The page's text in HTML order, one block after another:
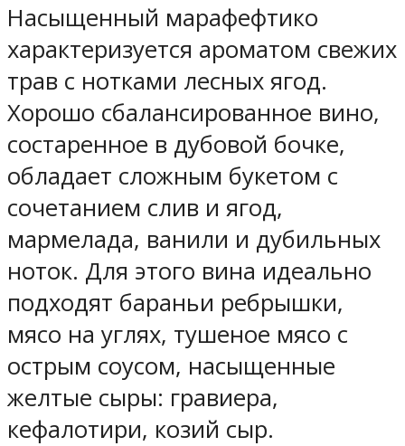
Насыщенный марафефтико
характеризуется ароматом свежих
трав с нотками лесных ягод.
Хорошо сбалансированное вино,
состаренное в дубовой бочке,
обладает сложным букетом с
сочетанием слив и ягод,
мармелада, ванили и дубильных
ноток. Для этого вина идеально
подходят бараньи ребрышки,
мясо на углях, тушеное мясо с
острым соусом, насыщенные
желтые сыры: гравиера,
кефалотири, козий сыр.